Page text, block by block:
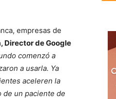
empresas de
Director de Google
comenzó a
a usarla. Ya
aceleren la
de un paciente de